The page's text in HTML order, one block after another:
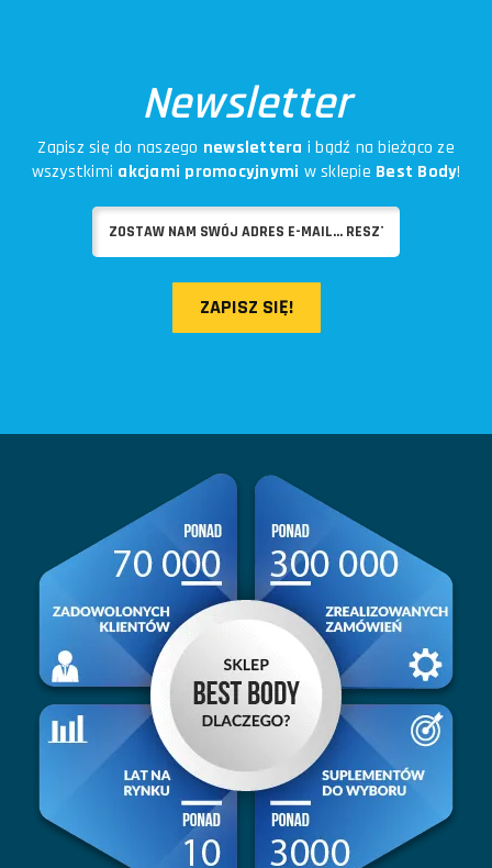
Newsletter
Zapisz się do naszego newslettera i bądź na bieżąco ze
wszystkimi akcjami promocyjnymi w sklepie Best Body!
ZAPISZ SIĘ!